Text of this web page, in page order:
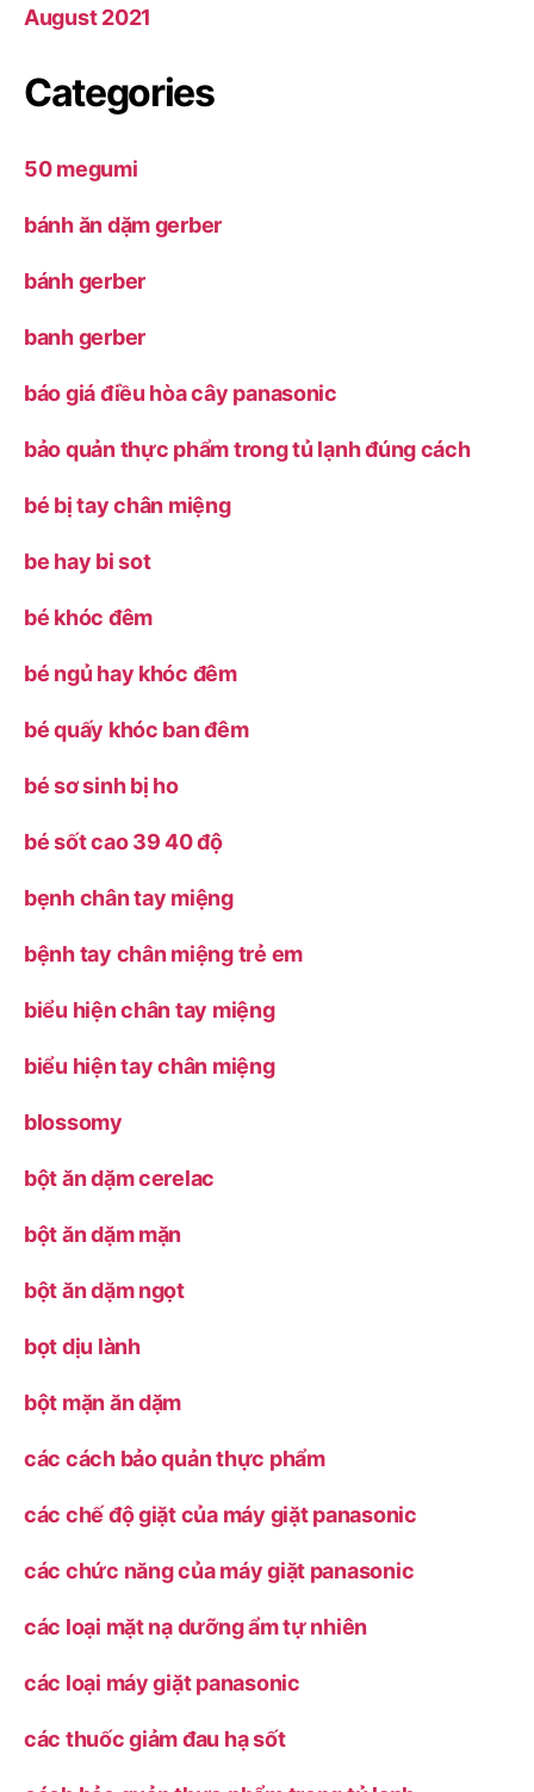
August 2021
Categories
50 megumi
bánh ăn dặm gerber
bánh gerber
banh gerber
báo giá điều hòa cây panasonic
bảo quản thực phẩm trong tủ lạnh đúng cách
bé bị tay chân miệng
be hay bi sot
bé khóc đêm
bé ngủ hay khóc đêm
bé quấy khóc ban đêm
bé sơ sinh bị ho
bé sốt cao 39 40 độ
bẹnh chân tay miệng
bệnh tay chân miệng trẻ em
biểu hiện chân tay miệng
biểu hiện tay chân miệng
blossomy
bột ăn dặm cerelac
bột ăn dặm mặn
bột ăn dặm ngọt
bọt dịu lành
bột mặn ăn dặm
các cách bảo quản thực phẩm
các chế độ giặt của máy giặt panasonic
các chức năng của máy giặt panasonic
các loại mặt nạ dưỡng ẩm tự nhiên
các loại máy giặt panasonic
các thuốc giảm đau hạ sốt